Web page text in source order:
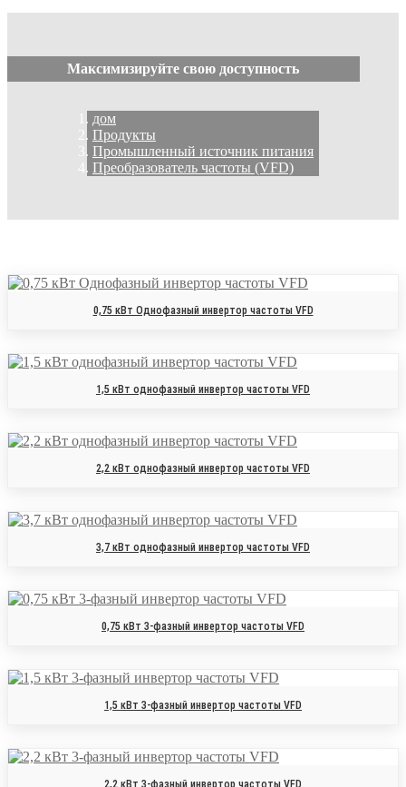
Максимизируйте свою доступность
дом
Продукты
Промышленный источник питания
Преобразователь частоты (VFD)
0,75 кВт Однофазный инвертор частоты VFD
1,5 кВт однофазный инвертор частоты VFD
2,2 кВт однофазный инвертор частоты VFD
3,7 кВт однофазный инвертор частоты VFD
0,75 кВт 3-фазный инвертор частоты VFD
1,5 кВт 3-фазный инвертор частоты VFD
2,2 кВт 3-фазный инвертор частоты VFD